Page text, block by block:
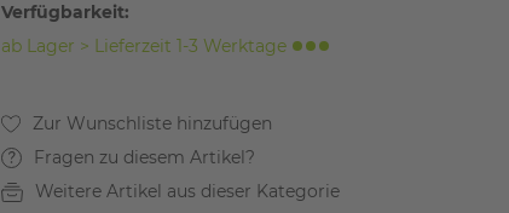
Verfügbarkeit:
ab Lager > Lieferzeit 1-3 Werktage
Fragen zu diesem Artikel?
Weitere Artikel aus dieser Kategorie